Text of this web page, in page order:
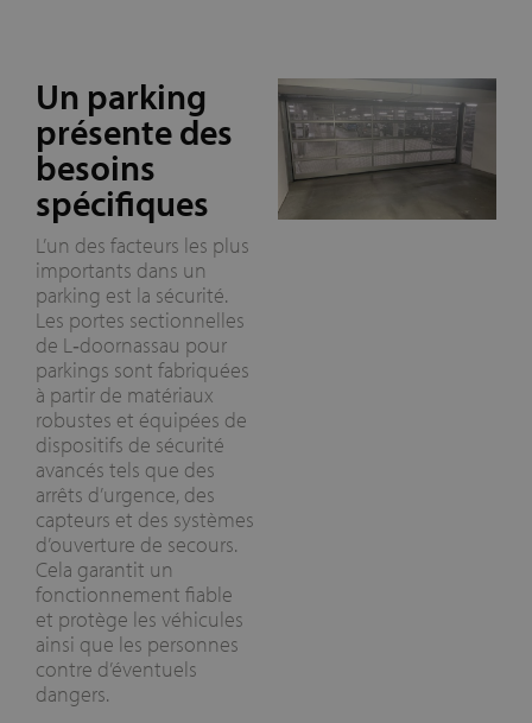
Un parking
présente des
besoins
spécifiques
L’un des facteurs les plus
importants dans un
parking est la sécurité.
Les portes sectionnelles
de L‑doornassau pour
parkings sont fabriquées
à partir de matériaux
robustes et équipées de
dispositifs de sécurité
avancés tels que des
arrêts d’urgence, des
capteurs et des systèmes
d’ouverture de secours.
Cela garantit un
fonctionnement fiable
et protège les véhicules
ainsi que les personnes
contre d’éventuels
dangers.